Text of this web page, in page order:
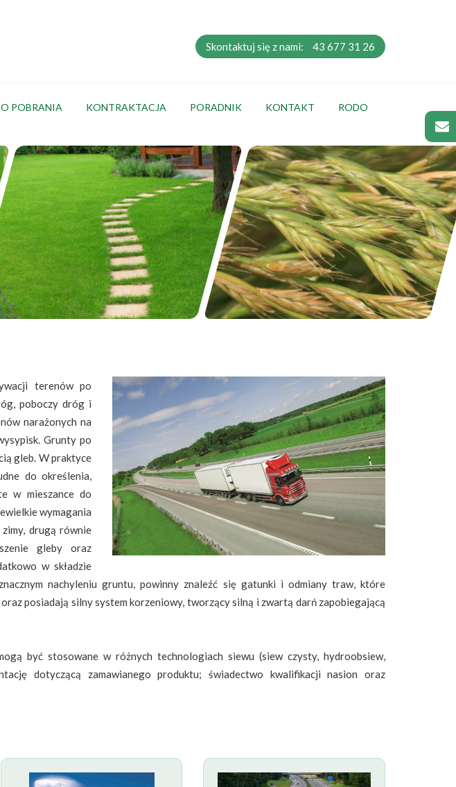
Skontaktuj się z nami: 43 677 31 26
POBRANIA KONTRAKTACJA PORADNIK KONTAKT RODO
terenów po
poboczy dróg i
narażonych na
Grunty po
gleb. W praktyce
do określenia,
w mieszance do
wymagania
drugą równie
gleby oraz
w składzie
nachyleniu gruntu, powinny znaleźć się gatunki i odmiany traw, które
posiadają silny system korzeniowy, tworzący silną i zwartą darń zapobiegającą
być stosowane w różnych technologiach siewu (siew czysty, hydroobsiew,
dotyczącą zamawianego produktu; świadectwo kwalifikacji nasion oraz